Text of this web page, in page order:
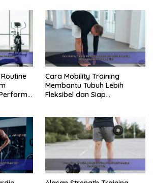
Cara Mobility Training
Membantu Tubuh Lebih
Fleksibel dan Siap